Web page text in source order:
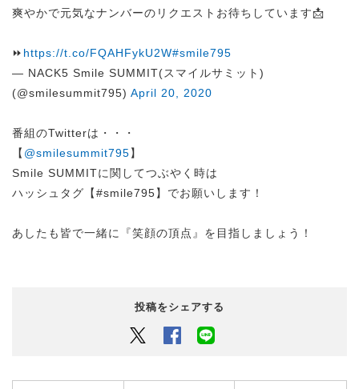
爽やかで元気なナンバーのリクエストお待ちしています📩
⏩ https://t.co/FQAHFykU2W#smile795
— NACK5 Smile SUMMIT(スマイルサミット)
(@smilesummit795) April 20, 2020
番組のTwitterは・・・
【 @smilesummit795】
Smile SUMMITに関してつぶやく時は
ハッシュタグ【#smile795】でお願いします！
あしたも皆で一緒に『笑顔の頂点』を目指しましょう！
投稿をシェアする
Twitter Facebook